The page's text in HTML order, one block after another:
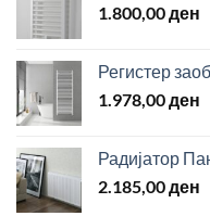
1.800,00ден
Регистер
1.978,00ден
Радијатор
2.185,00ден